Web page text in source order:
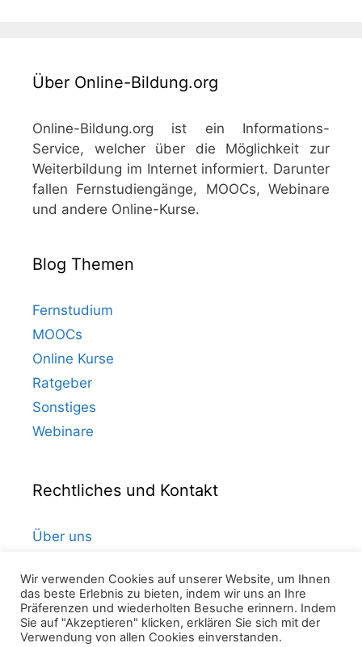
Über Online-Bildung.org
Online-Bildung.org ist ein Informations-
Service, welcher über die Möglichkeit zur
Weiterbildung im Internet informiert. Darunter
fallen Fernstudiengänge, MOOCs, Webinare
und andere Online-Kurse.
Blog Themen
Fernstudium
MOOCs
Online Kurse
Ratgeber
Sonstiges
Webinare
Rechtliches und Kontakt
Über uns
Datenschutz
Impressum
Wir verwenden Cookies auf unserer Website, um Ihnen
das beste Erlebnis zu bieten, indem wir uns an Ihre
Präferenzen und wiederholten Besuche erinnern. Indem
Sie auf "Akzeptieren" klicken, erklären Sie sich mit der
Verwendung von allen Cookies einverstanden.